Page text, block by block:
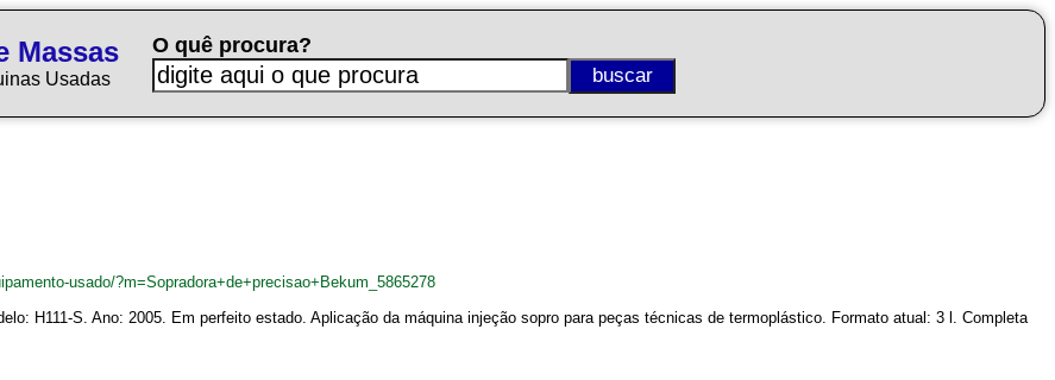
Massas
Usadas
O quê procura?
usado/?m=Sopradora+de+precisao+Bekum_5865278
H111-S. Ano: 2005. Em perfeito estado. Aplicação da máquina injeção sopro para peças técnicas de termoplástico. Formato atual: 3 l. Completa